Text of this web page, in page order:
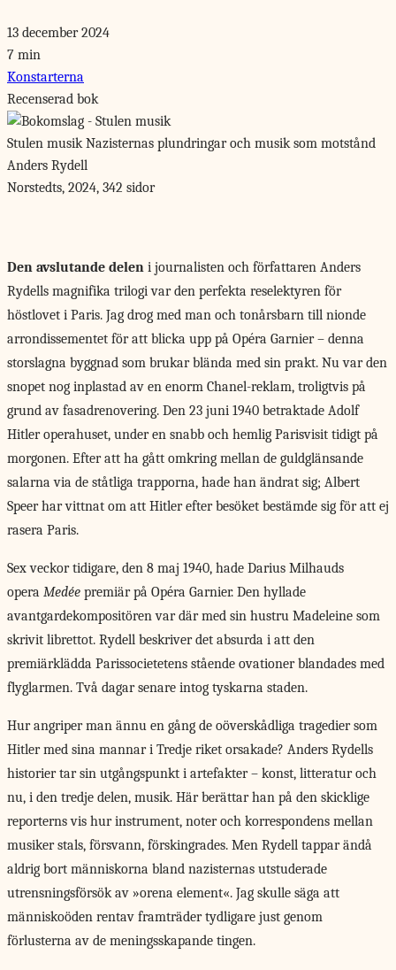
13 december 2024
7 min
Konstarterna
Recenserad bok
Stulen musikNazisternas plundringar och musik som motstånd
Anders Rydell
Norstedts, 2024, 342 sidor
Den avslutande delen i journalisten och författaren Anders
Rydells magnifika trilogi var den perfekta reselektyren för
höstlovet i Paris. Jag drog med man och tonårsbarn till nionde
arrondissementet för att blicka upp på Opéra Garnier – denna
storslagna byggnad som brukar blända med sin prakt. Nu var den
snopet nog inplastad av en enorm Chanel-reklam, troligtvis på
grund av fasadrenovering. Den 23 juni 1940 betraktade Adolf
Hitler operahuset, under en snabb och hemlig Parisvisit tidigt på
morgonen. Efter att ha gått omkring mellan de guldglänsande
salarna via de ståtliga trapporna, hade han ändrat sig; Albert
Speer har vittnat om att Hitler efter besöket bestämde sig för att ej
rasera Paris.
Sex veckor tidigare, den 8 maj 1940, hade Darius Milhauds
opera Medée premiär på Opéra Garnier. Den hyllade
avantgardekompositören var där med sin hustru Madeleine som
skrivit librettot. Rydell beskriver det absurda i att den
premiärklädda Parissocietetens stående ovationer blandades med
flyglarmen. Två dagar senare intog tyskarna staden.
Hur angriper man ännu en gång de oöverskådliga tragedier som
Hitler med sina mannar i Tredje riket orsakade? Anders Rydells
historier tar sin utgångspunkt i artefakter – konst, litteratur och
nu, i den tredje delen, musik. Här berättar han på den skicklige
reporterns vis hur instrument, noter och korrespondens mellan
musiker stals, försvann, förskingrades. Men Rydell tappar ändå
aldrig bort människorna bland nazisternas utstuderade
utrensningsförsök av »orena element«. Jag skulle säga att
människoöden rentav framträder tydligare just genom
förlusterna av de meningsskapande tingen.